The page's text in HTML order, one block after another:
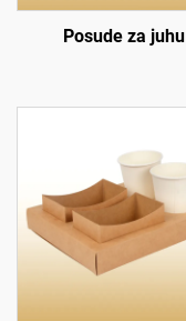
Posude za juhu